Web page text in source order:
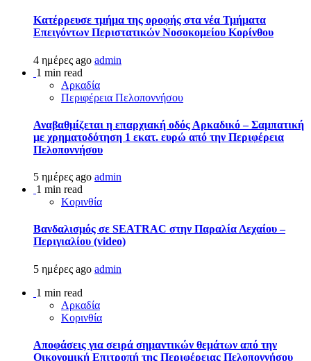
Kατέρρευσε τμήμα της οροφής στα νέα Τμήματα
Επειγόντων Περιστατικών Νοσοκομείου Κορίνθου
4 ημέρες ago admin
1 min read
Αρκαδία
Περιφέρεια Πελοποννήσου
Αναβαθμίζεται η επαρχιακή οδός Αρκαδικό – Σαμπατική
με χρηματοδότηση 1 εκατ. ευρώ από την Περιφέρεια
Πελοποννήσου
5 ημέρες ago admin
1 min read
Κορινθία
Βανδαλισμός σε SEATRAC στην Παραλία Λεχαίου –
Περιγιαλίου (video)
5 ημέρες ago admin
1 min read
Αρκαδία
Κορινθία
Αποφάσεις για σειρά σημαντικών θεμάτων από την
Οικονομική Επιτροπή της Περιφέρειας Πελοποννήσου